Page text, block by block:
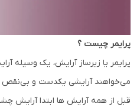
پرایمر چیست ؟
پرایمر یا زیرساز آرایش، یک وسیله
می‌خواهند آرایشی یکدست و بی‌نقص
قبل از همه آرایش ها ابتدا آرایش